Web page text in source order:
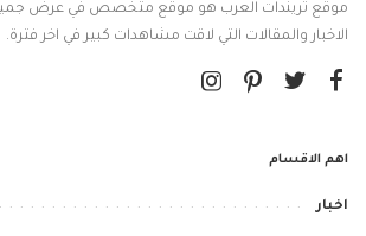
موقع تريندات العرب هو موقع متخصص في عرض
الاخبار والمقالات التي لاقت مشاهدات كبير في اخر فترة.
اهم الاقسام
اخبار